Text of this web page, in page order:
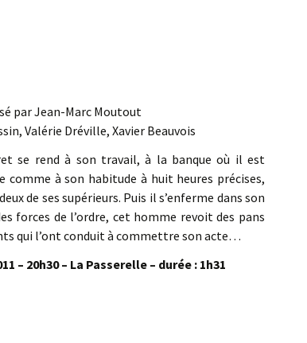
par Jean-Marc Moutout
Valérie Dréville, Xavier Beauvois
se rend à son travail, à la banque où il est
comme à son habitude à huit heures précises,
de ses supérieurs. Puis il s’enferme dans son
forces de l’ordre, cet homme revoit des pans
qui l’ont conduit à commettre son acte…
– 20h30 – La Passerelle – durée : 1h31